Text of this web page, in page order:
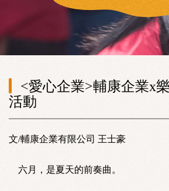
<愛心企業>輔康企業x
活動
文/輔康企業有限公司 王士豪
六月，是夏天的前奏曲。